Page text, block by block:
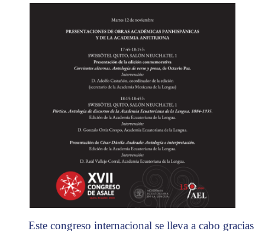
Este congreso internacional se lleva a cabo gracias